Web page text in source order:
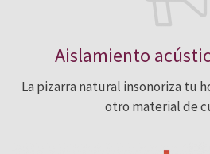
Aislamiento
La pizarra natural insonoriza tu
otro material de